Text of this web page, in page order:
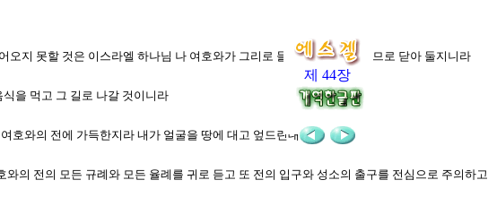
제 44장
지 못할 것은 이스라엘 하나님 나 여호와가 그리로 들어왔음이라 그러므로 닫아 둘지니라
을 먹고 그 길로 나갈 것이니라
호와의 전에 가득한지라 내가 얼굴을 땅에 대고 엎드린대
의 전의 모든 규례와 모든 율례를 귀로 듣고 또 전의 입구와 성소의 출구를 전심으로 주의하고